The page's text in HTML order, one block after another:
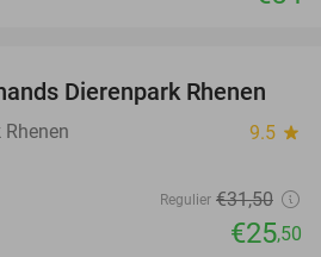
19%
Dierenpark Rhenen
9.5 star
Regulier €31,50
€25,50